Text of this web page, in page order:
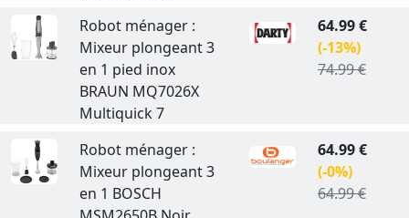
Robot ménager :
Mixeur plongeant 3
en 1 pied inox
BRAUN MQ7026X
Multiquick 7
64.99 €
(-13%)
74.99 €
Robot ménager :
Mixeur plongeant 3
en 1 BOSCH
64.99 €
(-0%)
64.99 €